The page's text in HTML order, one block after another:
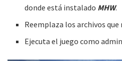
donde está instalado MHW.
Reemplaza los archivos
Ejecuta el juego como